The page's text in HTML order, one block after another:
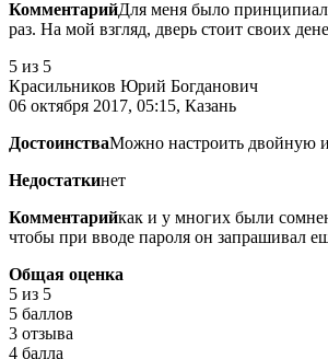
КомментарийДля меня было
раз. На мой взгляд, дверь стоит своих
5 из 5
Красильников Юрий Богданович
06 октября 2017, 05:15, Казань
ДостоинстваМожно настроить двойную
Недостаткинет
Комментарийкак и у многих были
чтобы при вводе пароля он запрашивал
Общая оценка
5 из 5
5 баллов
3 отзыва
4 балла